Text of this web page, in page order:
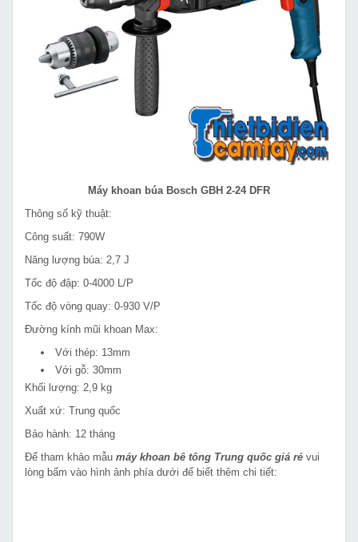
Máy khoan búa Bosch GBH 2-24 DFR
Thông số kỹ thuật:
Công suất: 790W
Năng lượng búa: 2,7 J
Tốc độ đập: 0-4000 L/P
Tốc độ vòng quay: 0-930 V/P
Đường kính mũi khoan Max:
Với thép: 13mm
Với gỗ: 30mm
Khối lượng: 2,9 kg
Xuất xứ: Trung quốc
Bảo hành: 12 tháng
Để tham khảo mẫu máy khoan bê tông Trung quốc giá rẻ vui
lòng bấm vào hình ảnh phía dưới để biết thêm chi tiết: